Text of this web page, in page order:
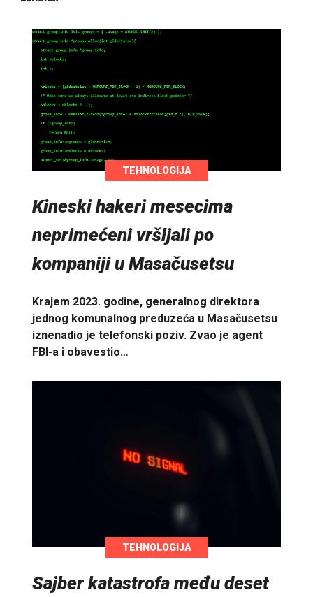
TEHNOLOGIJA
Kineski hakeri mesecima
neprimećeni vršljali po
kompaniji u Masačusetsu
Krajem 2023. godine, generalnog direktora
jednog komunalnog preduzeća u Masačusetsu
iznenadio je telefonski poziv. Zvao je agent
FBI-a i obavestio…
TEHNOLOGIJA
Sajber katastrofa među deset